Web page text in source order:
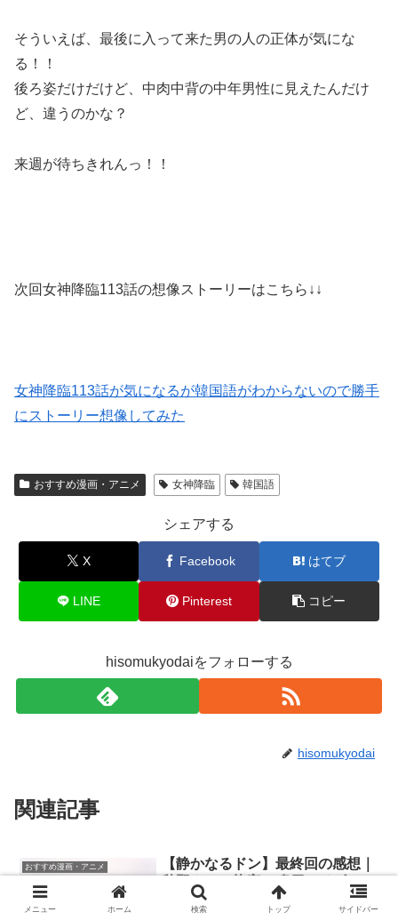
そういえば、 最後に入って来た男の人の正体が気にな
る！！
後ろ姿だけだけど、中肉中背の中年男性に見えたんだけ
ど、違うのかな？
来週が待ちきれんっ！！
次回女神降臨113話の想像ストーリーはこちら↓↓
女神降臨113話が気になるが韓国語がわからないので勝手
にストーリー想像してみた
おすすめ漫画・アニメ 女神降臨 韓国語
シェアする
X Facebook はてブ
LINE Pinterest コピー
hisomukyodaiをフォローする
hisomukyodai
関連記事
おすすめ漫画・アニメ
【静かなるドン】最終回の感想｜
秋野さん・龍宝・鳴戸・イゴー
ル・猪首！みんな大好き
メニュー ホーム 検索 トップ サイドバー